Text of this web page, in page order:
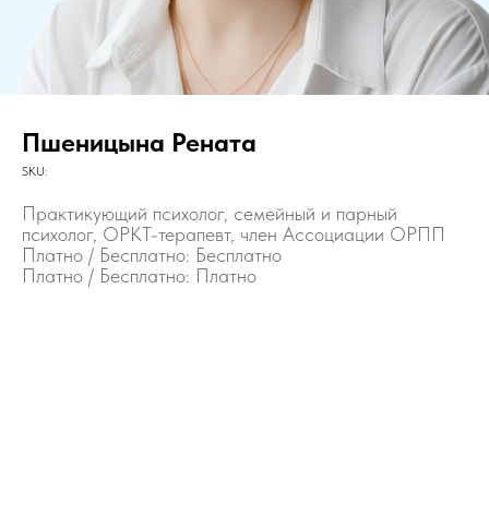
Пшеницына Рената
SKU:
Практикующий психолог, семейный и парный
психолог, ОРКТ-терапевт, член Ассоциации ОРПП
Платно / Бесплатно: Бесплатно
Платно / Бесплатно: Платно